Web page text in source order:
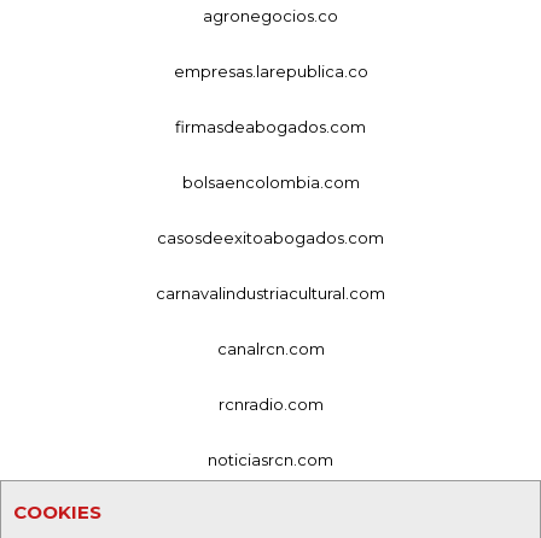
COOKIES
agronegocios.co
empresas.larepublica.co
firmasdeabogados.com
bolsaencolombia.com
casosdeexitoabogados.com
carnavalindustriacultural.com
canalrcn.com
rcnradio.com
noticiasrcn.com